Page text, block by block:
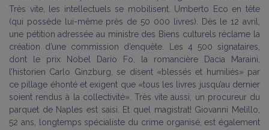
Très vite, les intellectuels se mobilisent. Umberto Eco en tête
(qui possède lui-même près de 50 000 livres). Dès le 12 avril,
une pétition adressée au ministre des Biens culturels réclame la
création d’une commission d’enquête. Les 4 500 signataires,
dont le prix Nobel Dario Fo, la romancière Dacia Maraini,
l’historien Carlo Ginzburg, se disent «blessés et humiliés» par
ce pillage éhonté et exigent que «tous les livres jusqu’au dernier
soient rendus à la collectivité». Très vite aussi, un procureur du
parquet de Naples est saisi. Et quel magistrat! Giovanni Melillo,
52 ans, longtemps spécialiste du crime organisé, est également